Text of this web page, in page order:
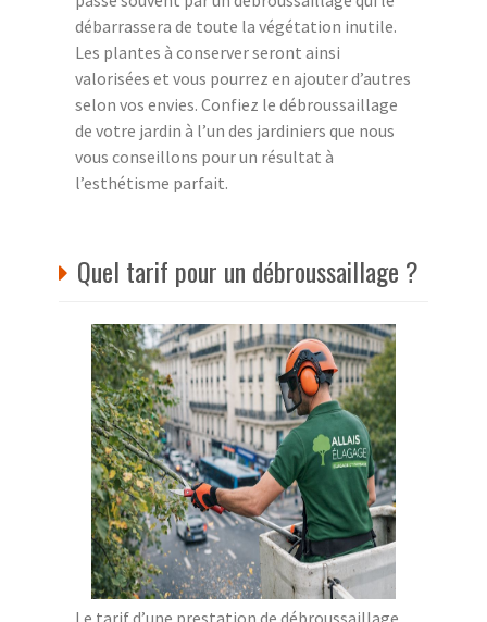
débarrassera de toute la végétation inutile.
Les plantes à conserver seront ainsi
valorisées et vous pourrez en ajouter d’autres
selon vos envies. Confiez le débroussaillage
de votre jardin à l’un des jardiniers que nous
vous conseillons pour un résultat à
l’esthétisme parfait.
Quel tarif pour un débroussaillage ?
Le tarif d’une prestation de débroussaillage